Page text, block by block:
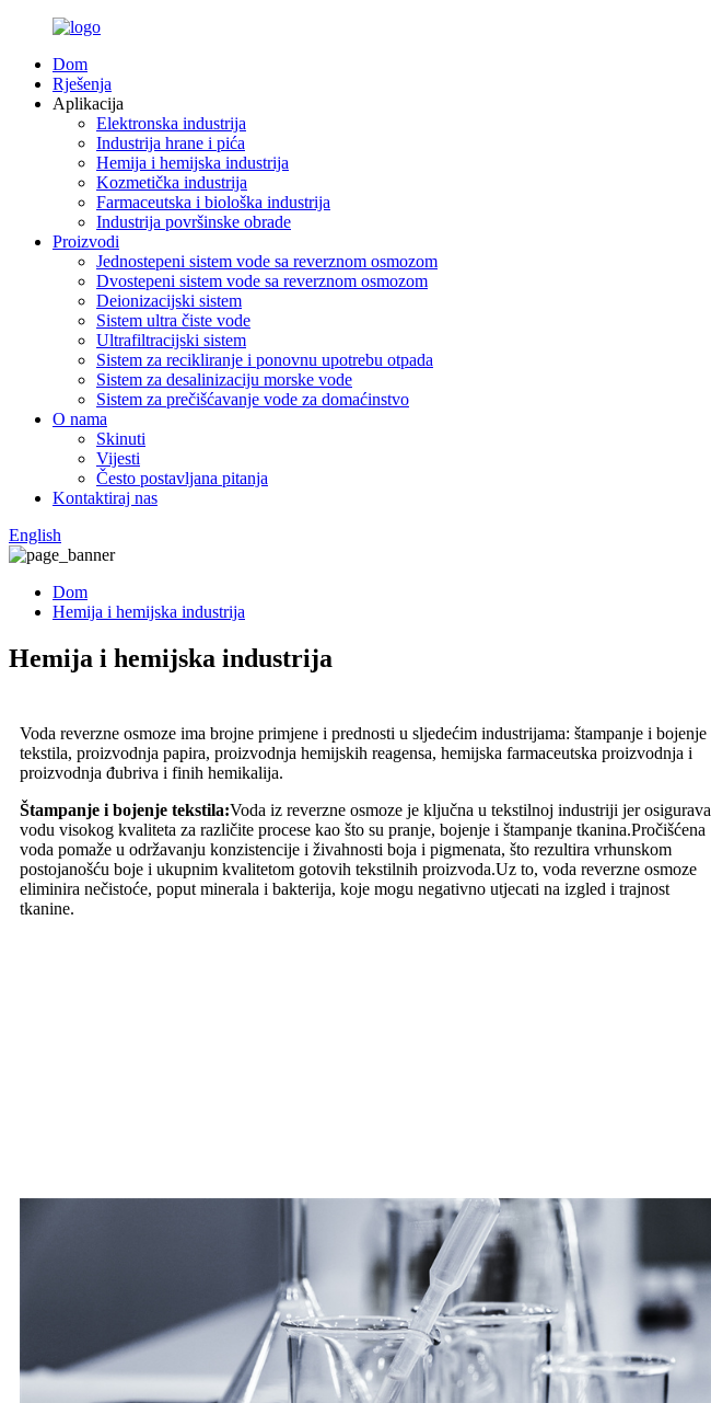
Dom
Rješenja
Aplikacija
Elektronska industrija
Industrija hrane i pića
Hemija i hemijska industrija
Kozmetička industrija
Farmaceutska i biološka industrija
Industrija površinske obrade
Proizvodi
Jednostepeni sistem vode sa reverznom osmozom
Dvostepeni sistem vode sa reverznom osmozom
Deionizacijski sistem
Sistem ultra čiste vode
Ultrafiltracijski sistem
Sistem za recikliranje i ponovnu upotrebu otpada
Sistem za desalinizaciju morske vode
Sistem za prečišćavanje vode za domaćinstvo
O nama
Skinuti
Vijesti
Često postavljana pitanja
Kontaktiraj nas
English
Dom
Hemija i hemijska industrija
Hemija i hemijska industrija
Voda reverzne osmoze ima brojne primjene i prednosti u sljedećim industrijama: štampanje i bojenje
tekstila, proizvodnja papira, proizvodnja hemijskih reagensa, hemijska farmaceutska proizvodnja i
proizvodnja đubriva i finih hemikalija.
Štampanje i bojenje tekstila:Voda iz reverzne osmoze je ključna u tekstilnoj industriji jer osigurava
vodu visokog kvaliteta za različite procese kao što su pranje, bojenje i štampanje tkanina.Pročišćena
voda pomaže u održavanju konzistencije i živahnosti boja i pigmenata, što rezultira vrhunskom
postojanošću boje i ukupnim kvalitetom gotovih tekstilnih proizvoda.Uz to, voda reverzne osmoze
eliminira nečistoće, poput minerala i bakterija, koje mogu negativno utjecati na izgled i trajnost
tkanine.